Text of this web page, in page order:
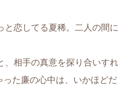
恋してる夏稀。二人の間
相手の真意を探り合いす
た廉の心中は、いかほど